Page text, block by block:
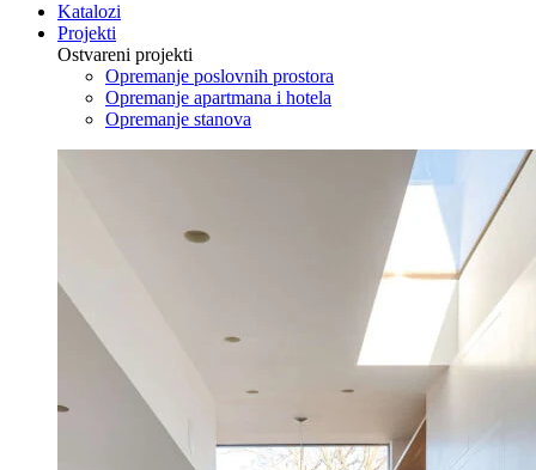
Katalozi
Projekti
Ostvareni projekti
Opremanje poslovnih prostora
Opremanje apartmana i hotela
Opremanje stanova